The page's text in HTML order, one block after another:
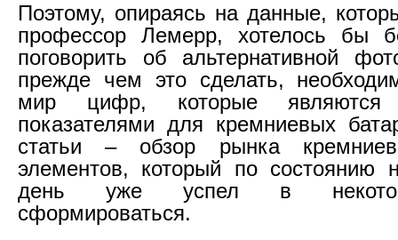
Поэтому, опираясь на данные,
профессор Лемерр, хотелось бы
поговорить об альтернативной
прежде чем это сделать,
мир цифр, которые являются
показателями для кремниевых
статьи – обзор рынка
элементов, который по состоянию
день уже успел в
сформироваться.